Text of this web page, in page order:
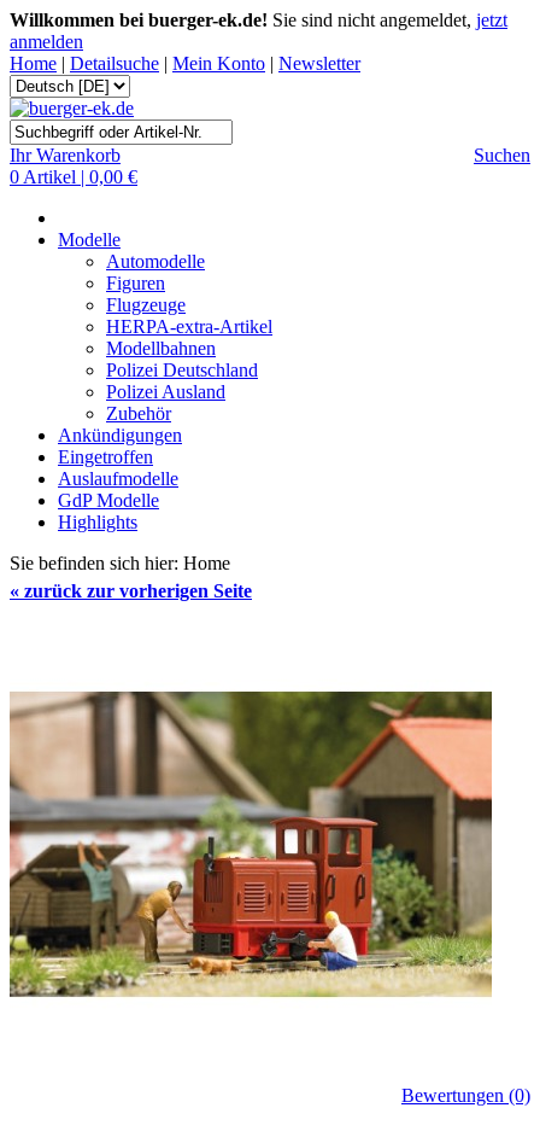
Willkommen bei buerger-ek.de! Sie sind nicht angemeldet, jetzt
anmelden
Home | Detailsuche | Mein Konto | Newsletter
Suchen
Ihr Warenkorb
0 Artikel | 0,00 €
Modelle
Automodelle
Figuren
Flugzeuge
HERPA-extra-Artikel
Modellbahnen
Polizei Deutschland
Polizei Ausland
Zubehör
Ankündigungen
Eingetroffen
Auslaufmodelle
GdP Modelle
Highlights
Sie befinden sich hier: Home
« zurück zur vorherigen Seite
Bewertungen (0)